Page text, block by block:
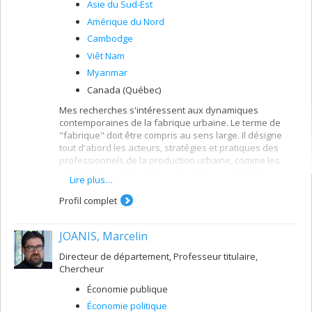
Asie du Sud-Est
Amérique du Nord
Cambodge
Viêt Nam
Myanmar
Canada (Québec)
Mes recherches s'intéressent aux dynamiques
contemporaines de la fabrique urbaine. Le terme de
"fabrique" doit être compris au sens large. Il désigne
tout d'abord les acteurs, stratégies et pratiques des
professionnels de la production urbaine, comme les
Ensuite, la notion de fabrique urbaine implique de
considérer les acteurs et processus qui déterminent les
conditions de cette fabrique, comme les aménageurs ou
ou les cadres légaux. Enfin, la notion de fabrique
sociaux qui sont impliqués dans les processus
d'urbanisation, que ce soit par leurs participations
directes aux dynamiques d'urbanisation (stratégies
résidentielles par exemple), ou encore par leurs
Lire plus…
Profil complet
JOANIS, Marcelin
Directeur de département, Professeur titulaire,
Chercheur
Économie publique
Économie politique